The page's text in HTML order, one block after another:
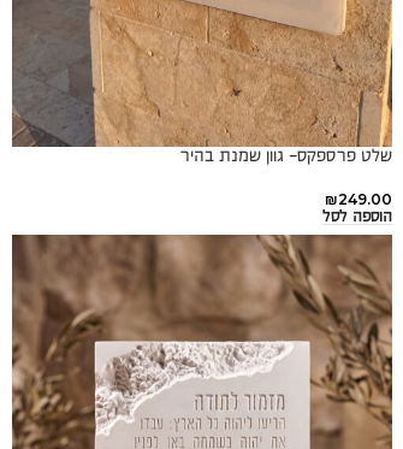
שלט פרספקס- גוון שמנת בהיר
₪249.00
הוספה לסל